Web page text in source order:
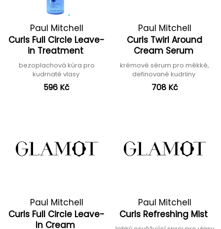
Paul Mitchell
Curls Full Circle Leave-
in Treatment
bezoplachová kúra pro
kudrnaté vlasy
596 Kč
Paul Mitchell
Curls Twirl Around
Cream Serum
krémové sérum pro měkké,
definované kudrliny
708 Kč
Paul Mitchell
Curls Full Circle Leave-
In Cream
Paul Mitchell
Curls Refreshing Mist